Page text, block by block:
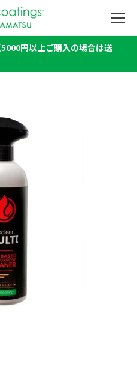
円以上ご購入の場合は送